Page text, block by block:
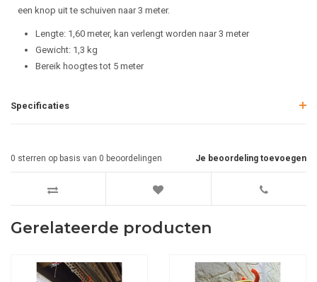
een knop uit te schuiven naar 3 meter.
Lengte: 1,60 meter, kan verlengt worden naar 3 meter
Gewicht: 1,3 kg
Bereik hoogtes tot 5 meter
Specificaties
Je beoordeling toevoegen
0 sterren op basis van 0 beoordelingen
Gerelateerde producten